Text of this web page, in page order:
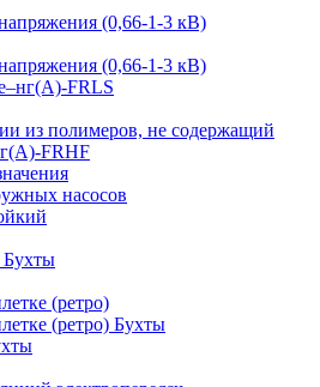
(0,66-1-3 кВ)
(0,66-1-3 кВ)
FRLS
из полимеров, не содержащий
FRHF
насосов
Бухты
(ретро)
(ретро) Бухты